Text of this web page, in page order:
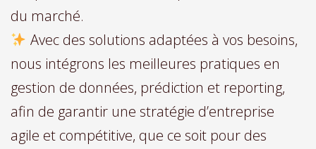
du marché.
Avec des solutions adaptées à vos besoins,
nous intégrons les meilleures pratiques en
gestion de données, prédiction et reporting,
afin de garantir une stratégie d’entreprise
agile et compétitive, que ce soit pour des